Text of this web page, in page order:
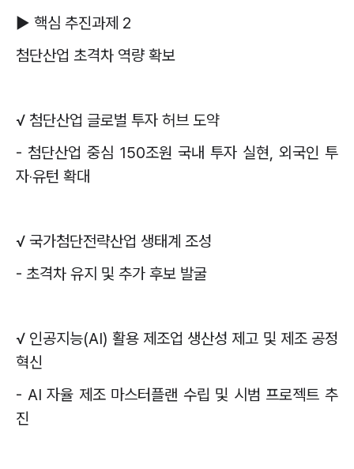
▶ 핵심 추진과제 2
첨단산업 초격차 역량 확보
√ 첨단산업 글로벌 투자 허브 도약
- 첨단산업 중심 150조원 국내 투자 실현, 외국인 투
자‧유턴 확대
√ 국가첨단전략산업 생태계 조성
- 초격차 유지 및 추가 후보 발굴
√ 인공지능(AI) 활용 제조업 생산성 제고 및 제조 공정
혁신
- AI 자율 제조 마스터플랜 수립 및 시범 프로젝트 추
진